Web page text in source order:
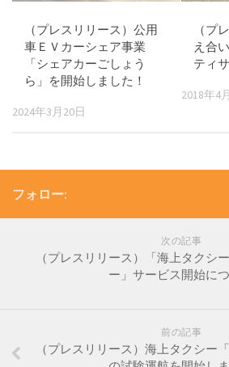
（プレスリリース）公用
車ＥＶカーシェア事業
「シェアカーごしょう
ら」を開始しました！
2024年3月20日
（プ
え合
ティ
2018年4
フォロー:
次の記事
（プレスリリース）「海上タクシ
ー」サービス開始に
前の記事
（プレスリリース）海上タクシー